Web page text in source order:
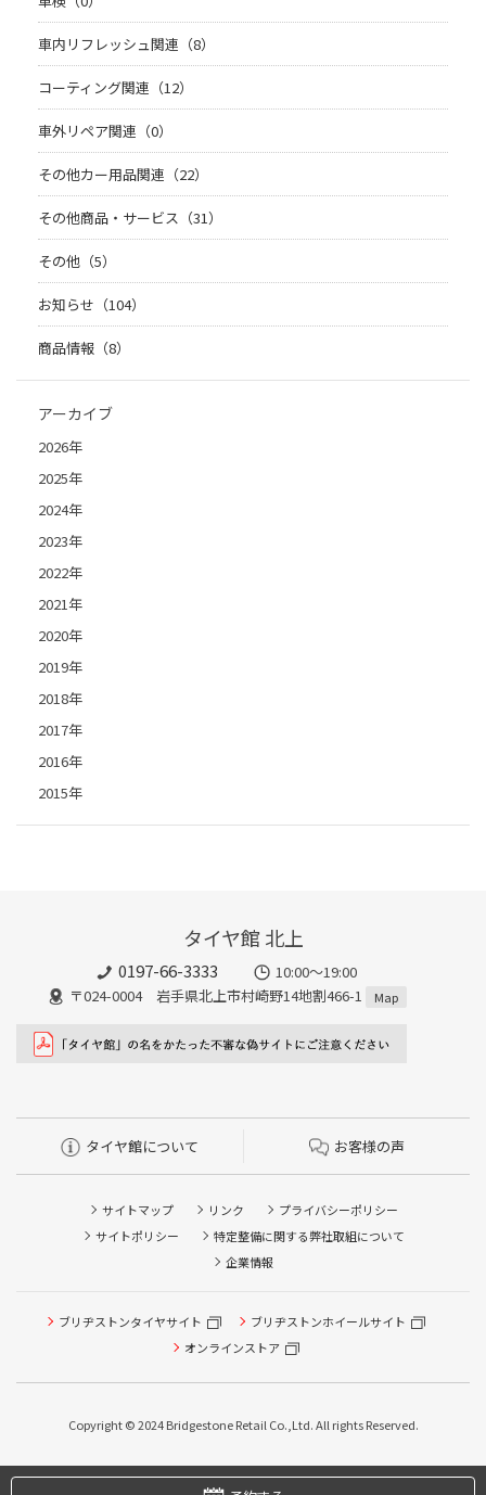
車内リフレッシュ関連（8）
コーティング関連（12）
車外リペア関連（0）
その他カー用品関連（22）
その他商品・サービス（31）
その他（5）
お知らせ（104）
商品情報（8）
アーカイブ
2026年
2025年
2024年
2023年
2022年
2021年
2020年
2019年
2018年
2017年
2016年
2015年
タイヤ館 北上
0197-66-3333
10:00～19:00
〒024-0004 岩手県北上市村崎野14地割466-1
Map
タイヤ館について お客様の声
サイトマップ リンク
プライバシーポリシー
サイトポリシー
特定整備に関する弊社取組について
企業情報
ブリヂストンタイヤサイト
ブリヂストンホイールサイト
オンラインストア
Copyright © 2024 Bridgestone Retail Co.,Ltd. All rights Reserved.
ピット作業の予約